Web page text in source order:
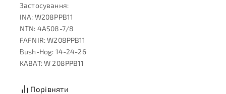
Застосування:
INA: W208PPB11
NTN: 4AS08-7/8
FAFNIR: W208PPB11
Bush-Hog: 14-24-26
KABAT: W 208PPB11
Порівняти